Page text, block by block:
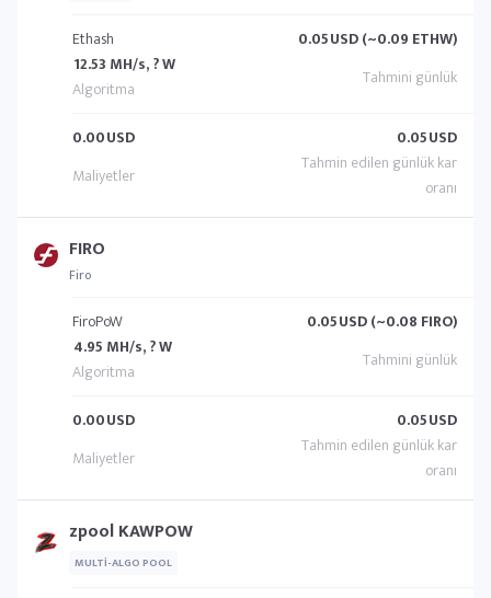
Ethash
12.53 MH/s, ? W
0.05USD (~0.09 ETHW)
0.00USD 0.05USD
FIRO
Firo
FiroPoW
4.95 MH/s, ? W
0.05USD (~0.08 FIRO)
0.00USD 0.05USD
zpool KAWPOW
MULTI-ALGO POOL